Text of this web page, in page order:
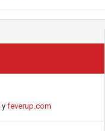
y feverup.com